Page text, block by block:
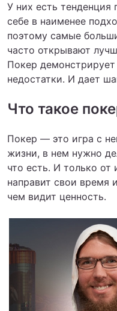
У них есть тенденция
себе в наименее
поэтому самые
часто открывают
Покер
недостатки. И дает
Что такое
Покер — это игра с
жизни, в нем нужно
что есть. И только от
направит свои время
чем видит ценность.